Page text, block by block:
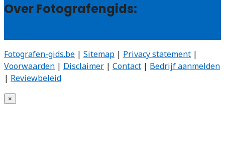
Over Fotografengids:
Fotografen-gids.be | Sitemap | Privacy statement |
Voorwaarden | Disclaimer | Contact | Bedrijf aanmelden
| Reviewbeleid
×